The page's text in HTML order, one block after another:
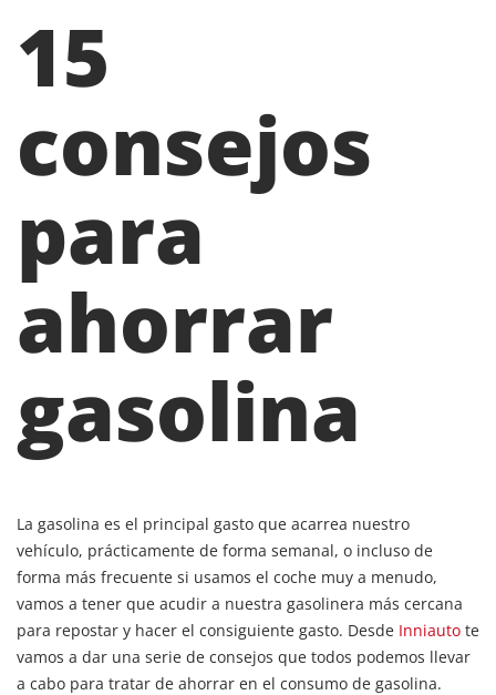
15
consejos
para
ahorrar
gasolina
La gasolina es el principal gasto que acarrea nuestro
vehículo, prácticamente de forma semanal, o incluso de
forma más frecuente si usamos el coche muy a menudo,
vamos a tener que acudir a nuestra gasolinera más cercana
para repostar y hacer el consiguiente gasto. Desde Inniauto te
vamos a dar una serie de consejos que todos podemos llevar
a cabo para tratar de ahorrar en el consumo de gasolina.